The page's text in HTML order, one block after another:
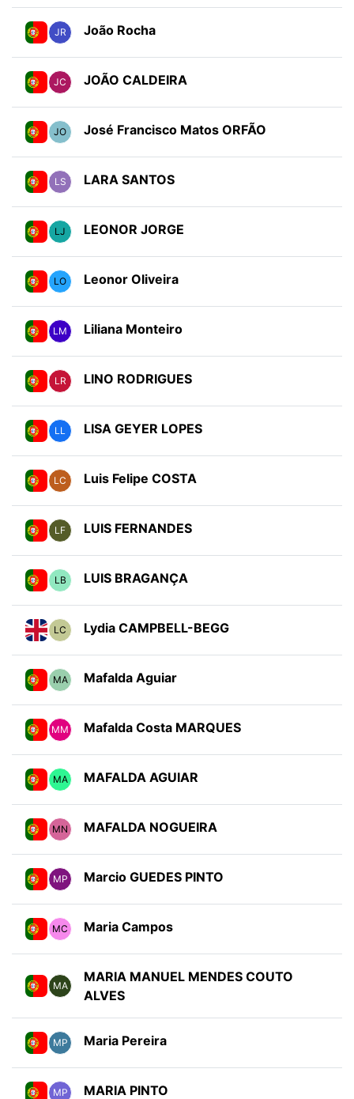
JR João Rocha
JC JOÃO CALDEIRA
JO José Francisco Matos ORFÃO
LS LARA SANTOS
LJ LEONOR JORGE
LO Leonor Oliveira
LM Liliana Monteiro
LR LINO RODRIGUES
LL LISA GEYER LOPES
LC Luis Felipe COSTA
LF LUIS FERNANDES
LB LUIS BRAGANÇA
LC Lydia CAMPBELL-BEGG
MA Mafalda Aguiar
MM Mafalda Costa MARQUES
MA MAFALDA AGUIAR
MN MAFALDA NOGUEIRA
MP Marcio GUEDES PINTO
MC Maria Campos
MA
MARIA MANUEL MENDES COUTO
ALVES
MP Maria Pereira
MP MARIA PINTO